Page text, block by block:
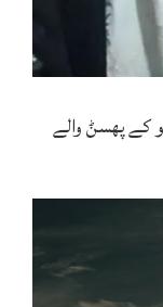
کے پھسݨ والے